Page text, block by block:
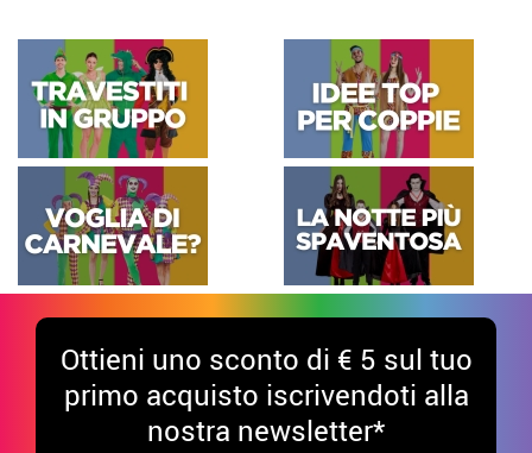
Ottieni uno sconto di € 5 sul tuo
primo acquisto iscrivendoti alla
nostra newsletter*